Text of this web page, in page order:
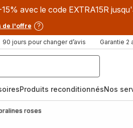
avec le code EXTRA15R
de l'offre
90 jours pour changer d’avis Garantie 2
Produits reconditionnésNos
roses